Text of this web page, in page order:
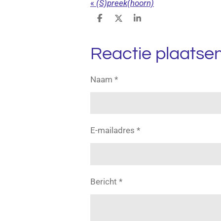
« (S)preek(hoorn)
D
e
n
D
S
r
Reactie
Naam *
E-mailadres *
Bericht *